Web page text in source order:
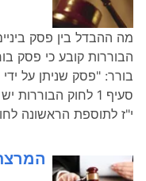
הבוררות קובע כי פסק
סעיף 1 לחוק
י"ז לתוספת הראשונה